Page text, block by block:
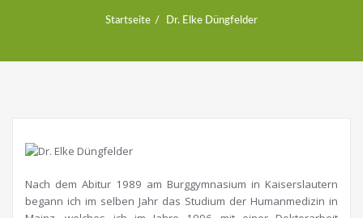
Startseite Dr. Elke Düngfelder
Nach dem Abitur 1989 am Burggymnasium in Kaiserslautern
begann ich im selben Jahr das Studium der Humanmedizin in